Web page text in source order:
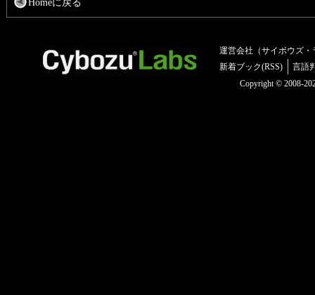
運営会社（サイボウズ・
新着ブック(RSS)
言語
Copyright © 2008-